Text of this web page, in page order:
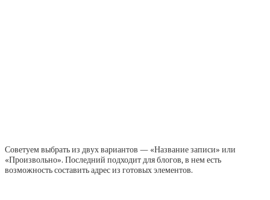
Советуем выбрать из двух вариантов — «Название записи» или
«Произвольно». Последний подходит для блогов, в нем есть
возможность составить адрес из готовых элементов.